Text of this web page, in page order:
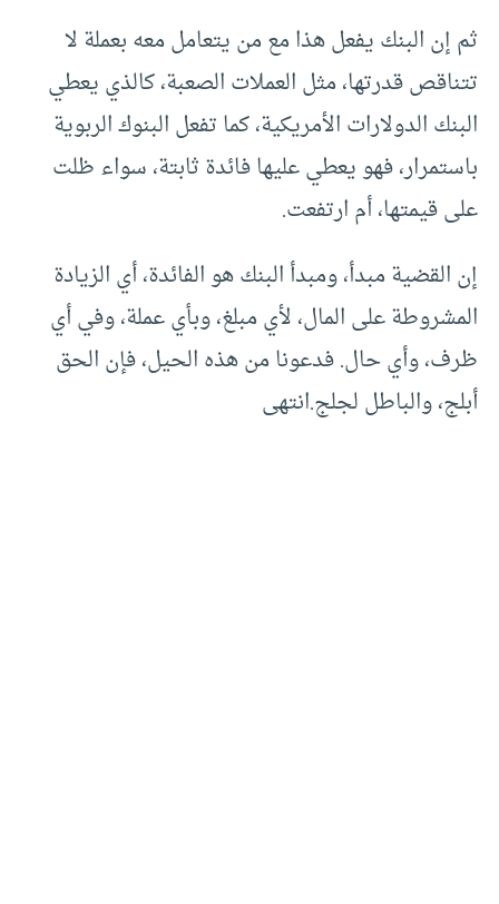
ثم إن البنك يفعل هذا مع من يتعامل معه بعملة لا
تتناقص قدرتها، مثل العملات الصعبة، كالذي يعطي
البنك الدولارات الأمريكية، كما تفعل البنوك الربوية
باستمرار، فهو يعطي عليها فائدة ثابتة، سواء ظلت
على قيمتها، أم ارتفعت.
إن القضية مبدأ، ومبدأ البنك هو الفائدة، أي الزيادة
المشروطة على المال، لأي مبلغ، وبأي عملة، وفي أي
ظرف، وأي حال. فدعونا من هذه الحيل، فإن الحق
أبلج، والباطل لجلج.انتهى